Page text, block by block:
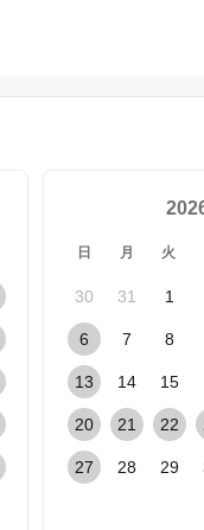
日 月 火
30 31 1
6 7 8
13 14 15
20 21 22
27 28 29